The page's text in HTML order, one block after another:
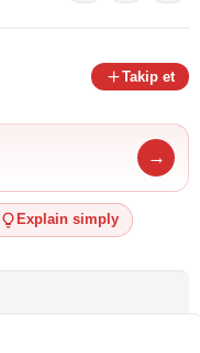
Takip et
→
Explain simply